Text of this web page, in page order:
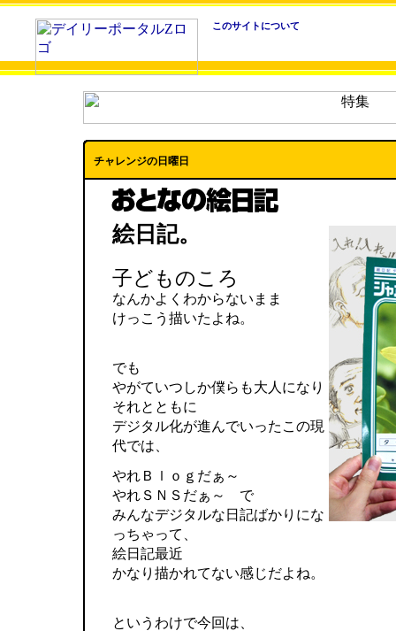
このサイトについて
チャレンジの日曜日
絵日記。
子どものころ
なんかよくわからないまま
けっこう描いたよね。
でも
やがていつしか僕らも大人になり
それとともに
デジタル化が進んでいったこの現
代では、
やれＢｌｏｇだぁ～
やれＳＮＳだぁ～ で
みんなデジタルな日記ばかりにな
っちゃって、
絵日記最近
かなり描かれてない感じだよね。
というわけで今回は、